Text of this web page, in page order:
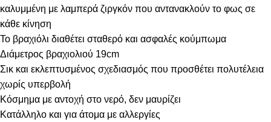
καλυμμένη με λαμπερά ζιργκόν που αντανακλούν το φως σε
κάθε κίνηση
Το βραχιόλι διαθέτει σταθερό και ασφαλές κούμπωμα
Διάμετρος βραχιολιού 19cm
Σικ και εκλεπτυσμένος σχεδιασμός που προσθέτει πολυτέλεια
χωρίς υπερβολή
Κόσμημα με αντοχή στο νερό, δεν μαυρίζει
Κατάλληλο και για άτομα με αλλεργίες